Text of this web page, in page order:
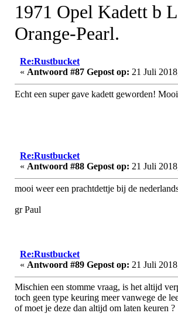
1971 Opel Kadett b
Orange-Pearl.
Re:Rustbucket
« Antwoord #87 Gepost op: 21 Juli
Echt een super gave kadett geworden!
Re:Rustbucket
« Antwoord #88 Gepost op: 21 Juli
mooi weer een prachtdettje bij de
gr Paul
Re:Rustbucket
« Antwoord #89 Gepost op: 21 Juli
Mischien een stomme vraag, is het altijd
toch geen type keuring meer vanwege de
of moet je deze dan altijd om laten keuren ?